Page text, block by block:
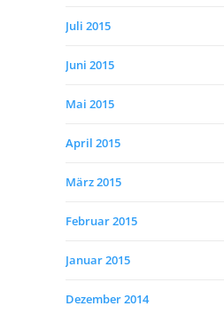
Juli 2015
Juni 2015
Mai 2015
April 2015
März 2015
Februar 2015
Januar 2015
Dezember 2014